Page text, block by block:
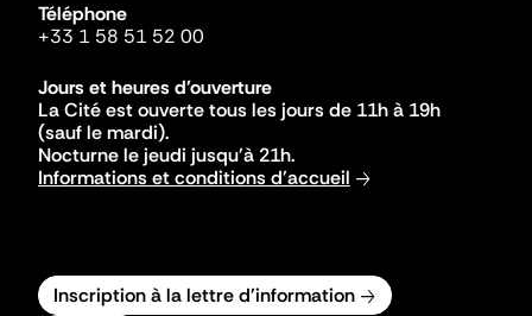
Téléphone
+33 1 58 51 52 00
Jours et heures d'ouverture
La Cité est ouverte tous les jours de 11h à 19h
(sauf le mardi).
Nocturne le jeudi jusqu'à 21h.
Informations et conditions d'accueil
Inscription à la lettre d'information